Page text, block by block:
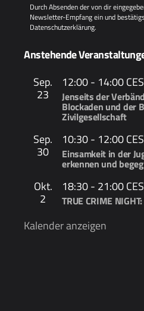
Durch Absenden der von dir
Newsletter-Empfang ein und
Datenschutzerklärung.
Anstehende
Sep.
23
12:00- 14:00
Jenseits der
Blockaden und der
Zivilgesellschaft
Sep.
30
10:30- 12:00
Einsamkeit in der
erkennen und
Okt.
2
18:30- 21:00
TRUE CRIME
Kalender anzeigen